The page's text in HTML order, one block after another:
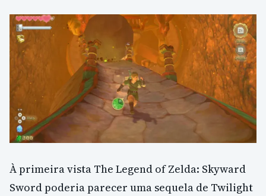
À primeira vista The Legend of Zelda: Skyward
Sword poderia parecer uma sequela de Twilight